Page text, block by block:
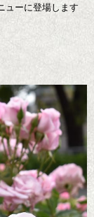
ューに登場します